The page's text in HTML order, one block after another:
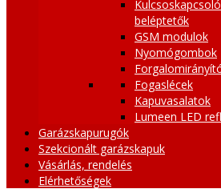
beléptetők
GSM modulok
Nyomógombok
Fogaslécek
Kapuvasalatok
Lumeen LED
Garázskapurugók
Szekcionált garázskapuk
Vásárlás, rendelés
Elérhetőségek